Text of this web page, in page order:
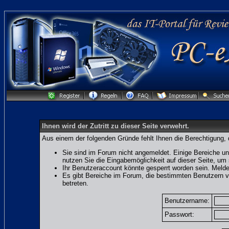
Ihnen wird der Zutritt zu dieser Seite verwehrt.
Aus einem der folgenden Gründe fehlt Ihnen die
Sie sind im Forum nicht angemeldet. Einige Bereiche
nutzen Sie die Eingabemöglichkeit auf dieser Seite,
Ihr Benutzeraccount könnte gesperrt worden sein.
Es gibt Bereiche im Forum, die bestimmten Benutzern
betreten.
Benutzername:
Passwort: